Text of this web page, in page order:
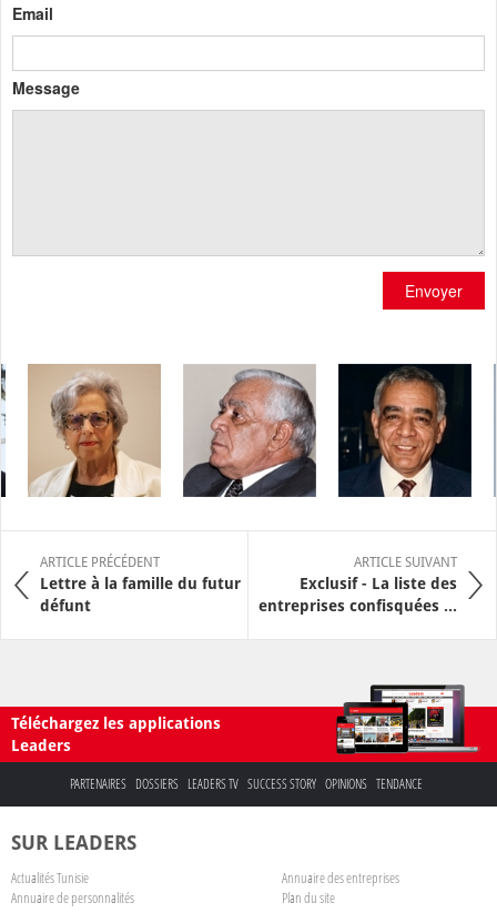
Email
Message
Envoyer
ARTICLE PRÉCÉDENT
Lettre à la famille du futur
défunt
ARTICLE SUIVANT
Exclusif - La liste des
entreprises confisquées ...
Téléchargez les applications
Leaders
PARTENAIRES DOSSIERS LEADERS TV SUCCESS STORY OPINIONS TENDANCE
SUR LEADERS
Actualités Tunisie
Annuaire des entreprises
Annuaire de personnalités
Plan du site